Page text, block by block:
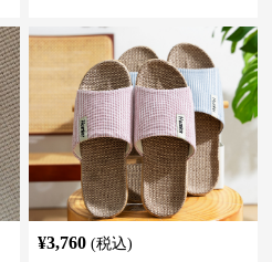
¥3,760 (税込)